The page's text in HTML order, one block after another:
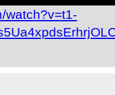
watch?v=t1-